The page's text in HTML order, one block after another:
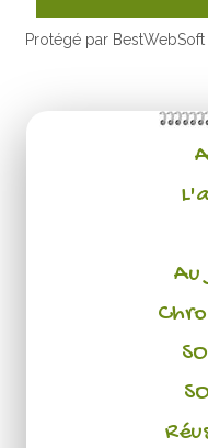
Protégé par BestWebSoft
Au